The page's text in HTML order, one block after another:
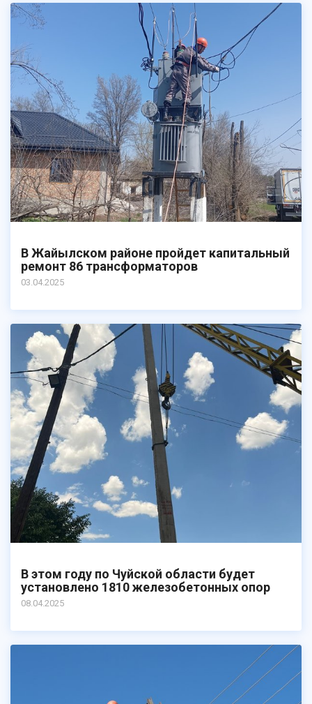
В Жайылском районе пройдет капитальный
ремонт 86 трансформаторов
03.04.2025
В этом году по Чуйской области будет
установлено 1810 железобетонных опор
08.04.2025